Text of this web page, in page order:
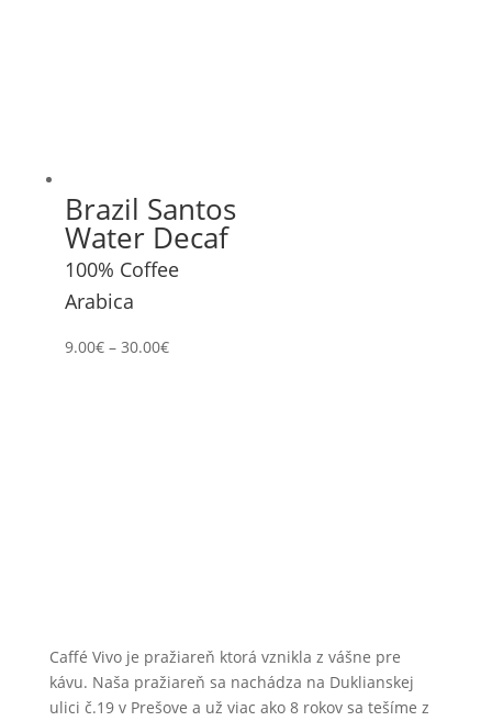
Brazil Santos
Water Decaf
100% Coffee
Arabica
9.00€– 30.00€
Caffé Vivo je pražiareň ktorá vznikla z vášne pre
kávu. Naša pražiareň sa nachádza na Duklianskej
ulici č.19 v Prešove a už viac ako 8 rokov sa tešíme z